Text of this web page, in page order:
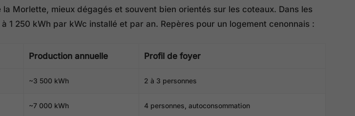
Morlette, mieux dégagés et souvent bien orientés sur les coteaux. Dans les
1 250 kWh par kWc installé et par an. Repères pour un logement cenonnais :
Production annuelle Profil de foyer
~3 500 kWh 2 à 3 personnes
~7 000 kWh 4 personnes, autoconsommation